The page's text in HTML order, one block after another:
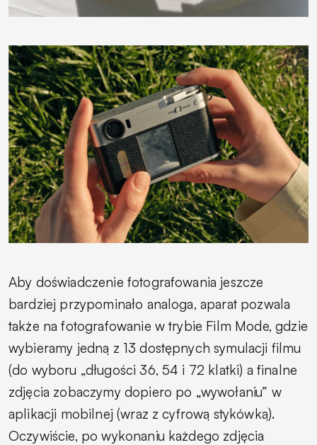
Aby doświadczenie fotografowania jeszcze
bardziej przypominało analoga, aparat pozwala
także na fotografowanie w trybie Film Mode, gdzie
wybieramy jedną z 13 dostępnych symulacji filmu
(do wyboru „długości 36, 54 i 72 klatki) a finalne
zdjęcia zobaczymy dopiero po „wywołaniu” w
aplikacji mobilnej (wraz z cyfrową stykówką).
Oczywiście, po wykonaniu każdego zdjęcia